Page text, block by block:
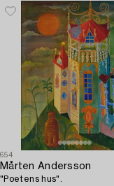
654
Mårten Andersson
"Poetens hus".